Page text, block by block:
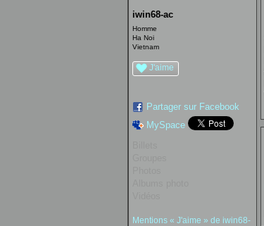
iwin68-ac
Homme
Ha Noi
Vietnam
J'aime
Partager sur Facebook
MySpace
Mentions « J'aime » de iwin68-